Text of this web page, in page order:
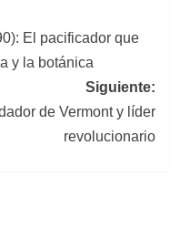
El pacificador que
y la botánica
Siguiente:
de Vermont y líder
revolucionario